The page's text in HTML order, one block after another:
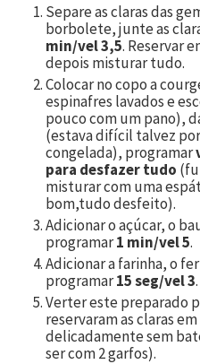
Separe as claras das
borbolete, junte as
min/vel 3,5. Reservar
depois misturar tudo.
Colocar no copo a
espinafres lavados e
pouco com um pano),
(estava difícil talvez
congelada), programar
para desfazer tudo
misturar com uma
bom,tudo desfeito).
Adicionar o açúcar, o
programar1 min/vel 5.
Adicionar a farinha, o
programar15 seg/vel 3.
Verter este preparado
reservaram as claras
delicadamente sem
ser com 2 garfos).